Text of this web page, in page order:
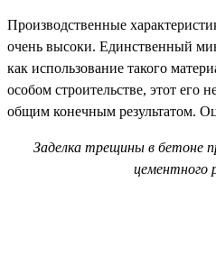
Производственные
очень высоки. Единственный
как использование такого
особом строительстве, этот его
общим конечным результатом.
Заделка трещины в бетоне
цементного